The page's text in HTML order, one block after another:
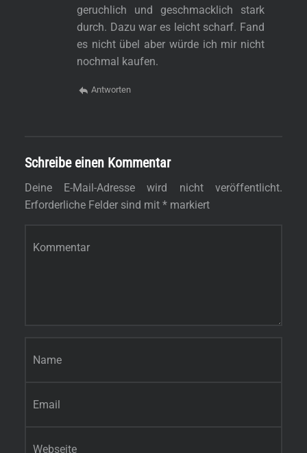
geruchlich und geschmacklich stark
durch. Dazu war es leicht scharf. Fand
es nicht übel aber würde ich mir nicht
nochmal kaufen.
Antworten
Schreibe einen Kommentar
Deine E-Mail-Adresse wird nicht veröffentlicht.
Erforderliche Felder sind mit *markiert